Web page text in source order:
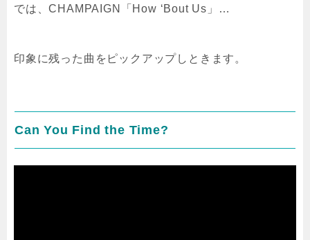
では、CHAMPAIGN「How ‘Bout Us」…
印象に残った曲をピックアップしときます。
Can You Find the Time?